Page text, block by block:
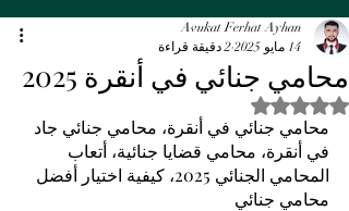
محامي جنائي في أنقرة 2025
Avukat Ferhat Ayhan
14 مايو 2025
2 دقيقة قراءة
تم التقييم بـ ليس رقمًا من أصل 5 نجوم.
محامي جنائي في أنقرة، محامي جنائي جاد
في أنقرة، محامي قضايا جنائية، أتعاب
المحامي الجنائي 2025، كيفية اختيار أفضل
محامي جنائي